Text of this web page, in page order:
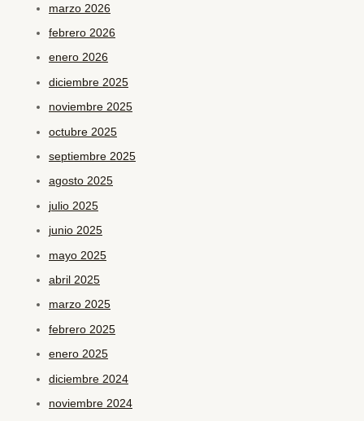
marzo 2026
febrero 2026
enero 2026
diciembre 2025
noviembre 2025
octubre 2025
septiembre 2025
agosto 2025
julio 2025
junio 2025
mayo 2025
abril 2025
marzo 2025
febrero 2025
enero 2025
diciembre 2024
noviembre 2024